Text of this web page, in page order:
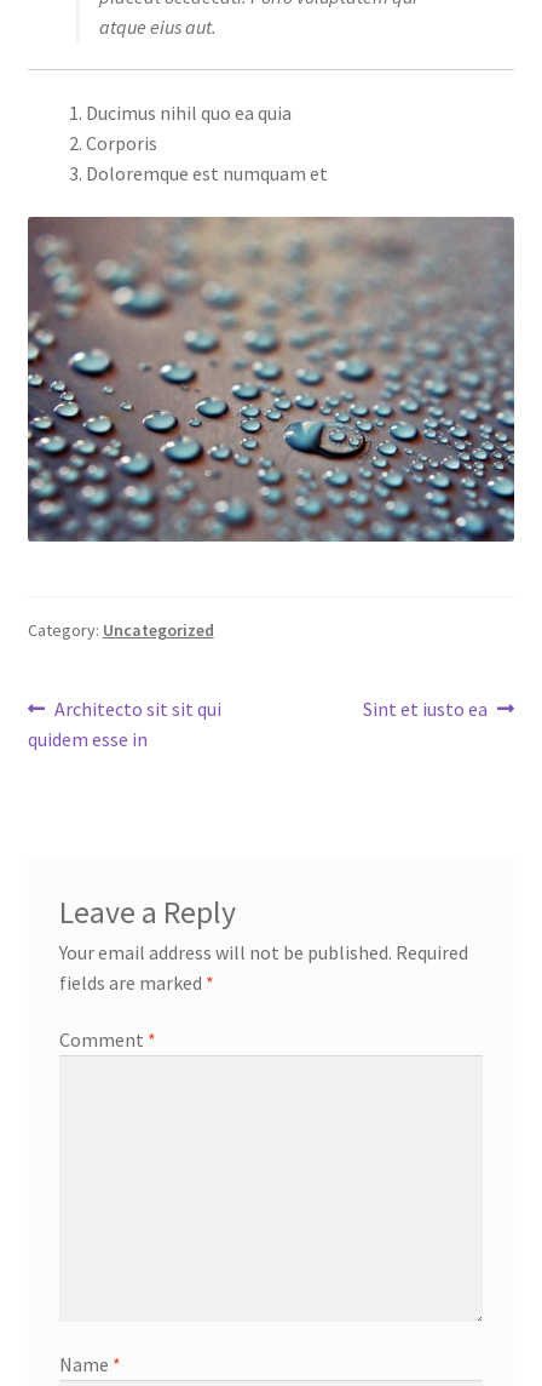
atque eius aut.
Ducimus nihil quo ea quia
Corporis
Doloremque est numquam et
Category: Uncategorized
Post
navigation
Previous
post:
Architecto sit sit qui
quidem esse in
Next
Sint et iusto ea
Leave a Reply
Your email address will not be published. Required
fields are marked *
Comment *
Name *